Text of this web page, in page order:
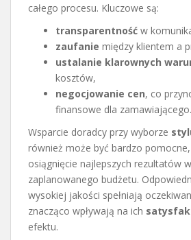
całego procesu. Kluczowe są:
transparentność w
zaufanie między klientem a
ustalanie klarownych
kosztów,
negocjowanie cen, co
finansowe dla zamawiającego.
Wsparcie doradcy przy wyborze
również może być bardzo
osiągnięcie najlepszych rezultatów
zaplanowanego budżetu.
wysokiej jakości spełniają
znacząco wpływają na ich
efektu.